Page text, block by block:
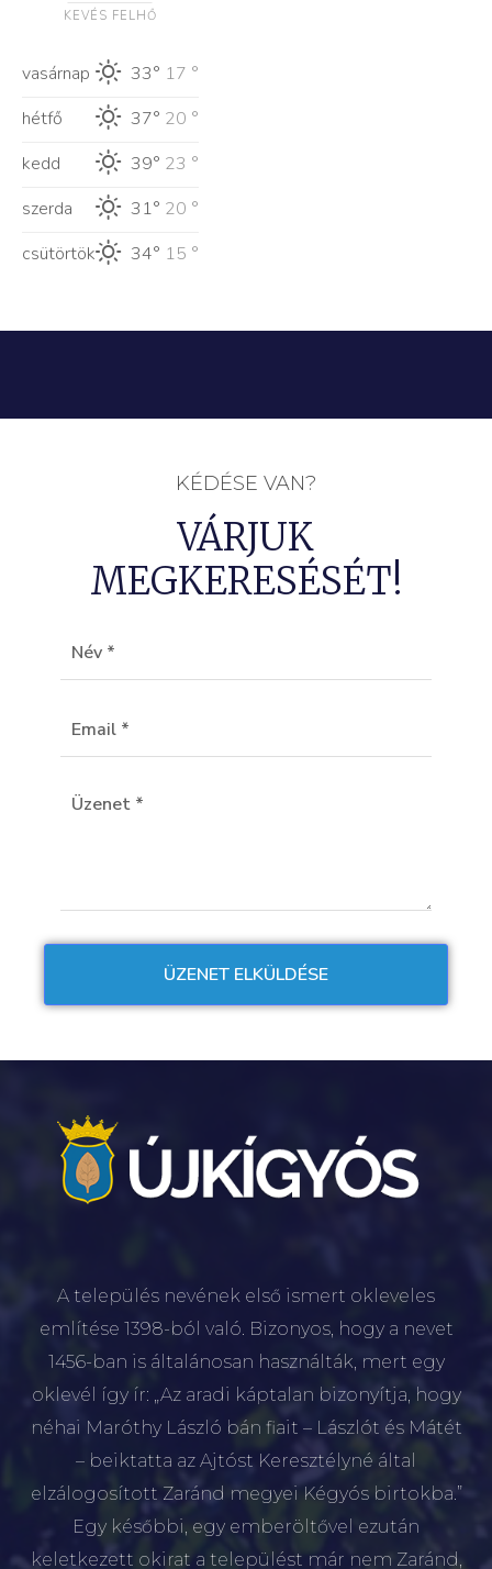
KEVÉS FELHŐ
vasárnap 33° 17 °
hétfő
37° 20 °
kedd
39° 23 °
szerda
31° 20 °
csütörtök
34° 15 °
KÉDÉSE VAN?
VÁRJUK
MEGKERESÉSÉT!
A település nevének első ismert okleveles
említése 1398-ból való. Bizonyos, hogy a nevet
1456-ban is általánosan használták, mert egy
oklevél így ír: „Az aradi káptalan bizonyítja, hogy
néhai Maróthy László bán fiait – Lászlót és Mátét
– beiktatta az Ajtóst Keresztélyné által
elzálogosított Zaránd megyei Kégyós birtokba.”
Egy későbbi, egy emberöltővel ezután
keletkezett okirat a települést már nem Zaránd,